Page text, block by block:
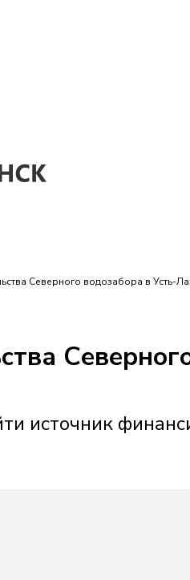
Северного водозабора в Усть-
источник